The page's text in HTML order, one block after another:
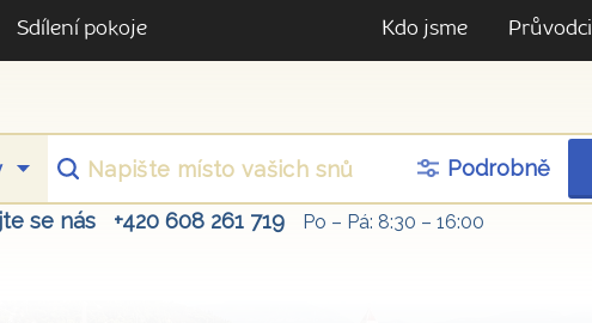
Sdílení pokoje Kdo jsme Průvodci
Podrobně
se nás +420 608 261 719 Po – Pá: 8:30 – 16:00